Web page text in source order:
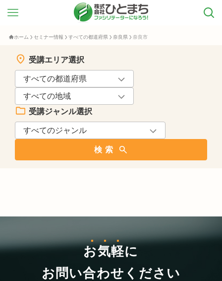
ホーム セミナー情報 すべての都道府県 奈良県 奈良市
受講エリア選択
受講ジャンル選択
検索
お気軽に
お問い合わせください